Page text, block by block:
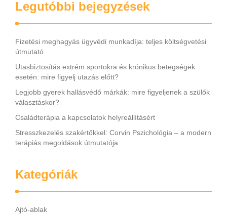
Legutóbbi bejegyzések
Fizetési meghagyás ügyvédi munkadíja: teljes költségvetési
útmutató
Utasbiztosítás extrém sportokra és krónikus betegségek
esetén: mire figyelj utazás előtt?
Legjobb gyerek hallásvédő márkák: mire figyeljenek a szülők
választáskor?
Családterápia a kapcsolatok helyreállításért
Stresszkezelés szakértőkkel: Corvin Pszichológia – a modern
terápiás megoldások útmutatója
Kategóriák
Ajtó-ablak